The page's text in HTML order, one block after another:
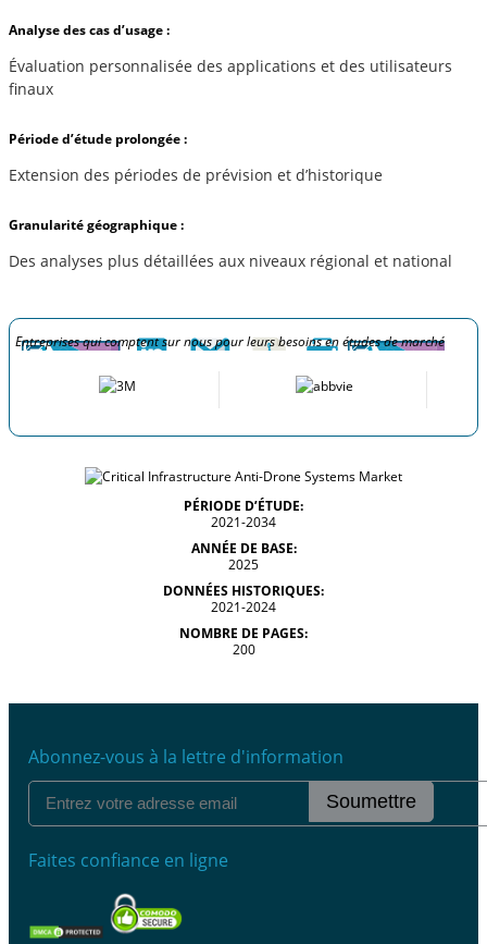
Analyse des cas d’usage :
Évaluation personnalisée des applications et des utilisateurs
finaux
Période d’étude prolongée :
Extension des périodes de prévision et d’historique
Granularité géographique :
Des analyses plus détaillées aux niveaux régional et national
Entreprises qui comptent sur nous pour leurs besoins en études de marché
PÉRIODE D’ÉTUDE:
2021-2034
ANNÉE DE BASE:
2025
DONNÉES HISTORIQUES:
2021-2024
NOMBRE DE PAGES:
200
Abonnez-vous à la lettre d'information
Soumettre
Faites confiance en ligne